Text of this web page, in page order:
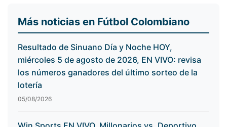
Más noticias en Fútbol Colombiano
Resultado de Sinuano Día y Noche HOY,
miércoles 5 de agosto de 2026, EN VIVO: revisa
los números ganadores del último sorteo de la
lotería
05/08/2026